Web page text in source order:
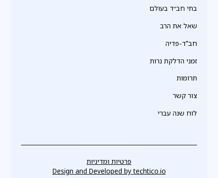
בתי חב״ד בעולם
שאל את הרב
חב"ד-פדיה
זמני הדלקת נרות
תרומות
צור קשר
לוח שנה עברי
פרטיות ומדיניות
Design and Developed bytechtico.io